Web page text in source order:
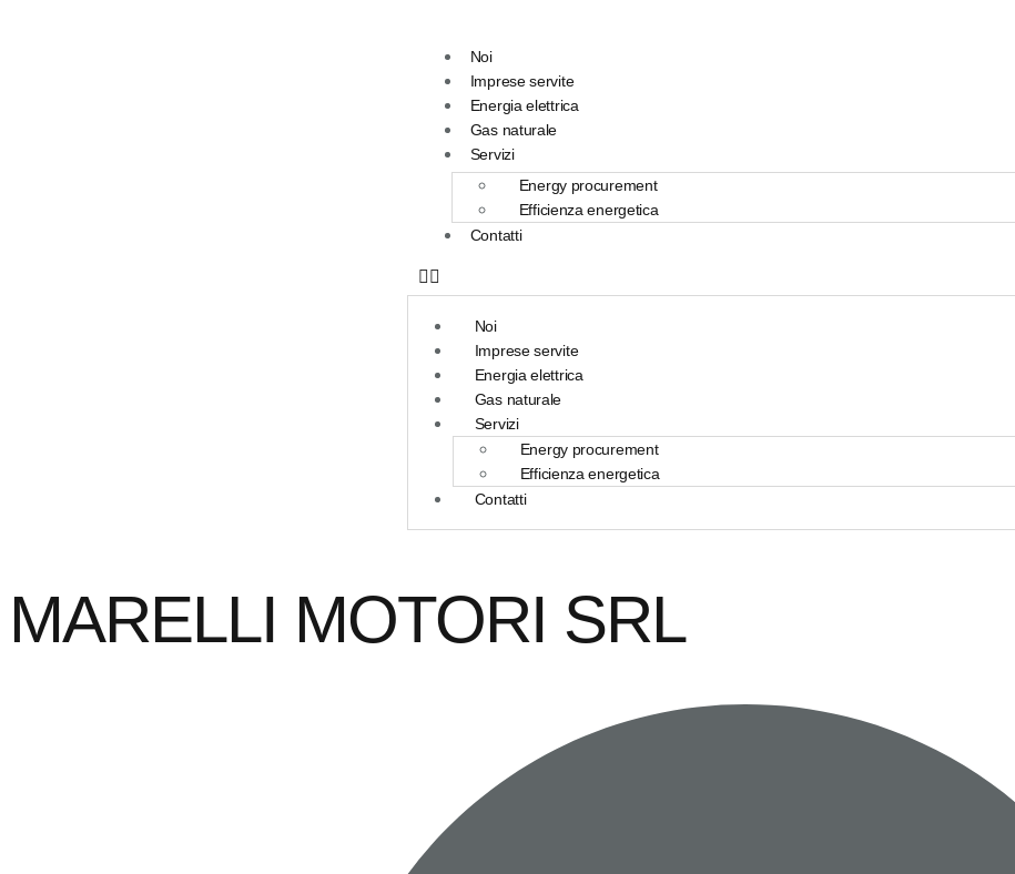
Noi
Imprese servite
Energia elettrica
Gas naturale
Servizi
Energy procurement
Efficienza energetica
Contatti
Noi
Imprese servite
Energia elettrica
Gas naturale
Servizi
Energy procurement
Efficienza energetica
Contatti
MARELLI MOTORI SRL